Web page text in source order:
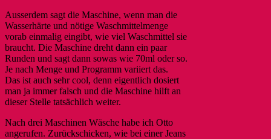
Ausserdem sagt die Maschine, wenn man die
Wasserhärte und nötige Waschmittelmenge
vorab einmalig eingibt, wie viel Waschmittel sie
braucht. Die Maschine dreht dann ein paar
Runden und sagt dann sowas wie 70ml oder so.
Je nach Menge und Programm variiert das.
Das ist auch sehr cool, denn eigentlich dosiert
man ja immer falsch und die Maschine hilft an
dieser Stelle tatsächlich weiter.
Nach drei Maschinen Wäsche habe ich Otto
angerufen. Zurückschicken, wie bei einer Jeans